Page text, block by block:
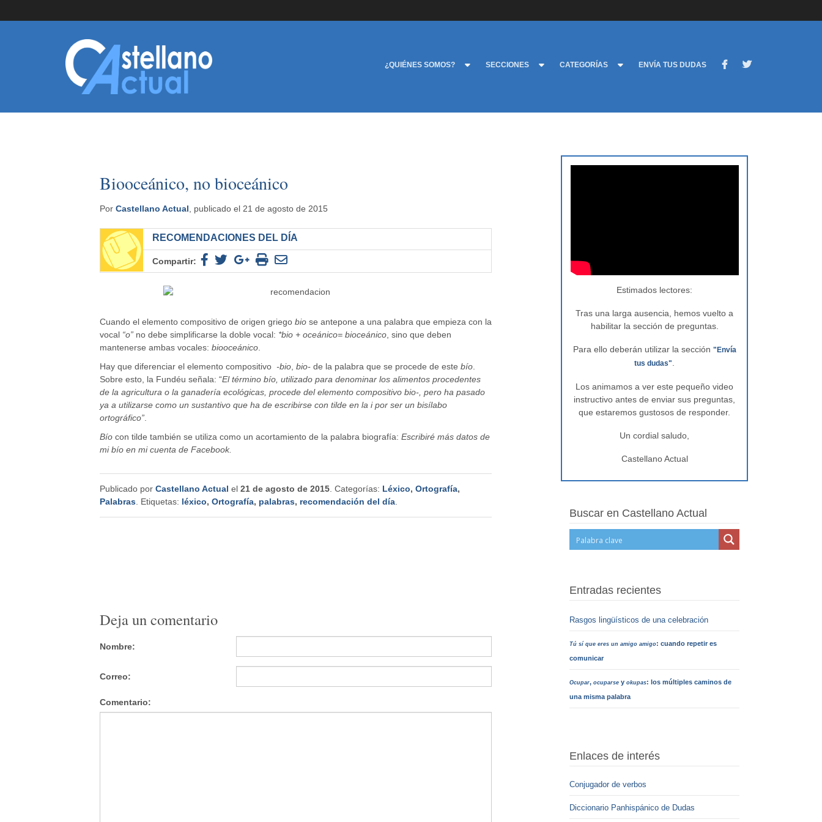
¿QUIÉNES SOMOS? SECCIONES CATEGORÍAS ENVÍA TUS DUDAS
Biooceánico, no bioceánico
Por Castellano Actual , publicado el 21 de agosto de 2015
RECOMENDACIONES DEL DÍA
Compartir:
Cuando el elemento compositivo de origen griego biose antepone a una palabra que empieza con la
vocal “o”no debe simplificarse la doble vocal: *bio + oceánico= bioceánico, sino que deben
mantenerse ambas vocales: biooceánico.
Hay que diferenciar el elemento compositivo -bio, bio-de la palabra que se procede de este bío.
Sobre esto, la Fundéu señala: “El término bío, utilizado para denominar los alimentos procedentes
de la agricultura o la ganadería ecológicas, procede del elemento compositivo bio-, pero ha pasado
ya a utilizarse como un sustantivo que ha de escribirse con tilde en la i por ser un bisílabo
ortográfico”.
Bíocon tilde también se utiliza como un acortamiento de la palabra biografía: Escribiré más datos de
mi bío en mi cuenta de Facebook.
Publicado por Castellano Actual el 21 de agosto de 2015. Categorías: Léxico, Ortografía,
Palabras. Etiquetas: léxico, Ortografía, palabras, recomendación del día.
Deja un comentario
Nombre:
Correo:
Comentario:
Estimados lectores:
Tras una larga ausencia, hemos vuelto a
habilitar la sección de preguntas.
Para ello deberán utilizar la sección "Envía
tus dudas"
Los animamos a ver este pequeño video
instructivo antes de enviar sus preguntas,
que estaremos gustosos de responder.
Un cordial saludo,
Castellano Actual
Buscar en Castellano Actual
Entradas recientes
Rasgos lingüísticos de una celebración
Tú sí que eres un amigo amigo: cuando repetir es
comunicar
Ocupar, ocuparsey okupas: los múltiples caminos de
una misma palabra
Enlaces de interés
Conjugador de verbos
Diccionario Panhispánico de Dudas